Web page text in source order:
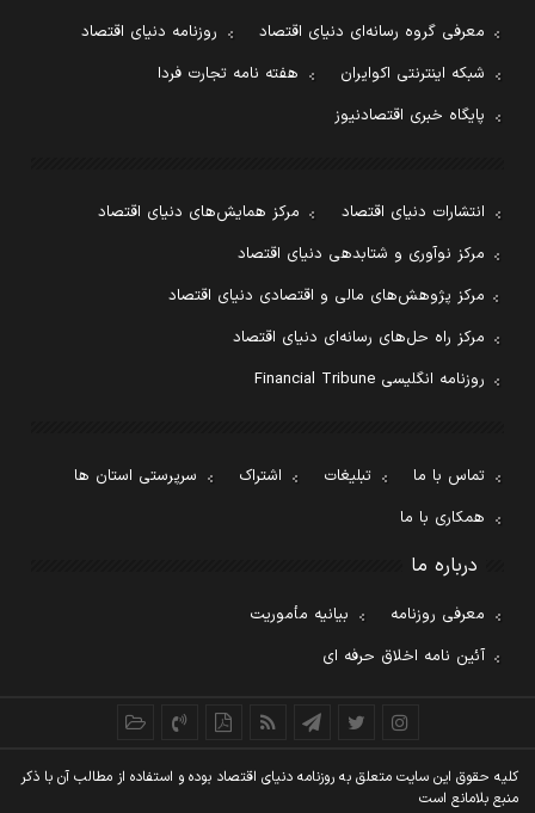
معرفی گروه رسانه‌ای دنیای اقتصاد
روزنامه دنیای اقتصاد
شبکه اینترنتی اکوایران
هفته نامه تجارت فردا
پایگاه خبری اقتصادنیوز
انتشارات دنیای اقتصاد
مرکز همایش‌های دنیای اقتصاد
مرکز نوآوری و شتابدهی دنیای اقتصاد
مرکز پژوهش‌های مالی و اقتصادی دنیای اقتصاد
مرکز راه حل‌های رسانه‌ای دنیای اقتصاد
روزنامه انگلیسی Financial Tribune
تماس با ما تبلیغات اشتراک
سرپرستی استان ها
همکاری با ما
درباره ما
معرفی روزنامه
بیانیه مأموریت
آئین نامه اخلاق حرفه ای
کليه حقوق اين سايت متعلق به روزنامه دنيای اقتصاد بوده و استفاده از مطالب آن با ذکر
منبع بلامانع است